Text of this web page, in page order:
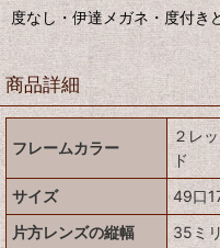
度なし・伊達メガネ・度付き
商品詳細
フレームカラー
２レ
ド
サイズ
49口
片方レンズの縦幅
35ミリ